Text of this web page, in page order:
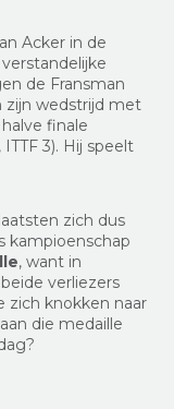
Acker in de
de Fransman
zijn wedstrijd met
finale
3). Hij speelt
zich dus
kampioenschap
, want in
verliezers
zich knokken naar
die medaille